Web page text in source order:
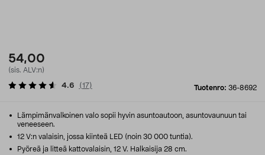
54,00
(sis. ALV:n)
Tuotenro: 36-8692
4.6 (17)
Lämpimänvalkoinen valo sopii hyvin asuntoautoon, asuntovaunuun tai
veneeseen.
12 V:n valaisin, jossa kiinteä LED (noin 30 000 tuntia).
Pyöreä ja litteä kattovalaisin, 12 V. Halkaisija 28 cm.